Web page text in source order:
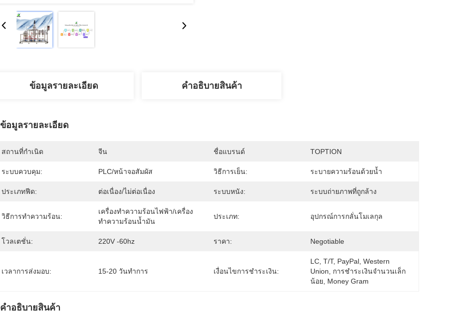
ข้อมูลรายละเอียด คําอธิบายสินค้า
ข้อมูลรายละเอียด
สถานที่กำเนิด จีน ชื่อแบรนด์ TOPTION
ระบบควบคุม: PLC/หน้าจอสัมผัส วิธีการเย็น: ระบายความร้อนด้วยน้ำ
ประเภทฟีด: ต่อเนื่อง/ไม่ต่อเนื่อง ระบบหนัง: ระบบถ่ายภาพที่ถูกล้าง
วิธีการทำความร้อน:
เครื่องทำความร้อนไฟฟ้า/เครื่อง
ทำความร้อนน้ำมัน
ประเภท: อุปกรณ์การกลั่นโมเลกุล
โวลเตชั่น: 220V -60hz ราคา: Negotiable
เวลาการส่งมอบ: 15-20 วันทำการ เงื่อนไขการชำระเงิน:
LC, T/T, PayPal, Western
Union, การชำระเงินจำนวนเล็ก
น้อย, Money Gram
คําอธิบายสินค้า